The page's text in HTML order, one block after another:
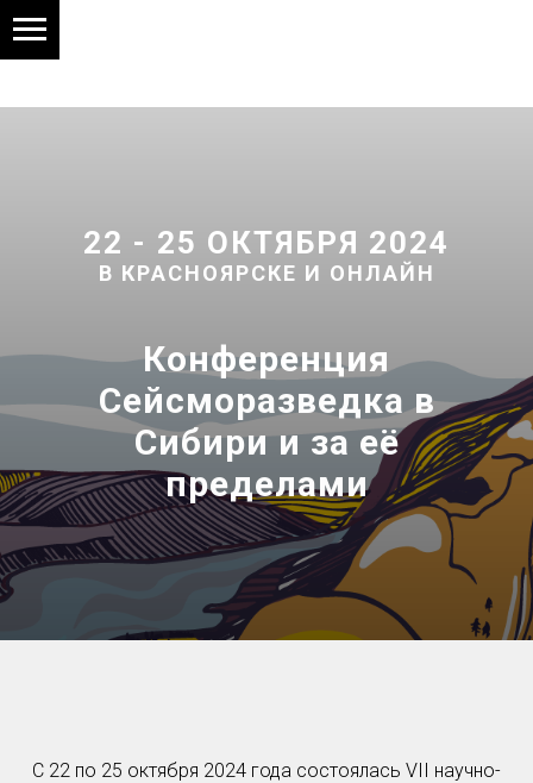
22 - 25 ОКТЯБРЯ 2024
В КРАСНОЯРСКЕ И ОНЛАЙН
Конференция
Сейсморазведка в
Сибири и за её
пределами
С 22 по 25 октября 2024 года состоялась VII научно-